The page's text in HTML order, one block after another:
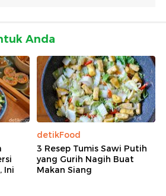
Anda
Ini
detikFood
3 Resep Tumis Sawi Putih
yang Gurih Nagih Buat
Makan Siang